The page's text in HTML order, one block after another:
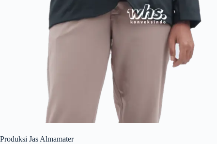
Produksi Jas Almamater